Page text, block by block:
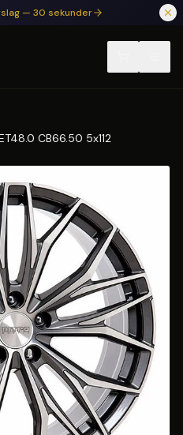
— 30 sekunder
CB66.50 5x112